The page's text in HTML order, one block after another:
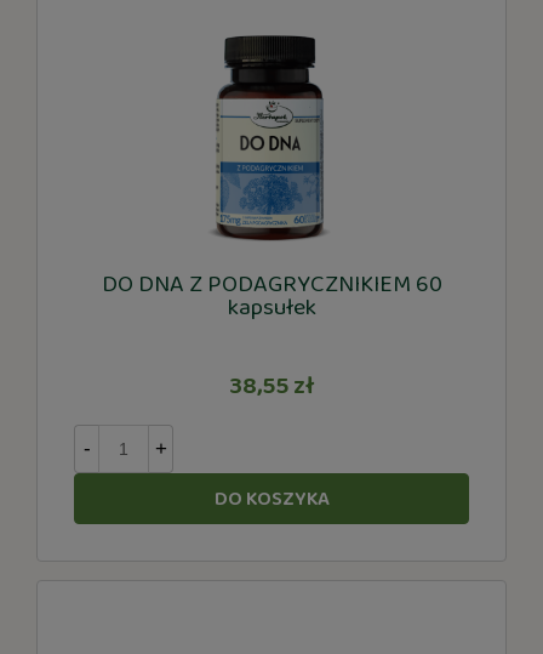
DO DNA Z PODAGRYCZNIKIEM 60
kapsułek
38,55 zł
- +
DO KOSZYKA